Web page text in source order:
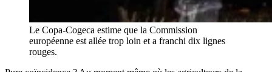
Le Copa-Cogeca estime que la Commission
européenne est allée trop loin et a franchi dix lignes
rouges.